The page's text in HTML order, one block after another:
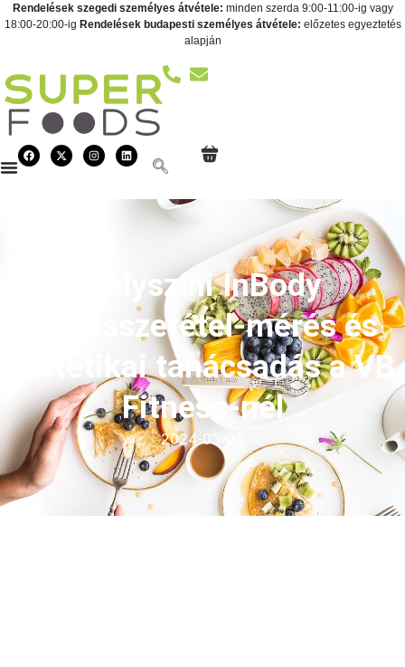
Rendelések szegedi személyes átvétele: minden szerda 9:00-11:00-ig vagy
18:00-20:00-ig Rendelések budapesti személyes átvétele: előzetes egyeztetés
alapján
Helyszíni InBody
testösszetétel-mérés és
dietetikai tanácsadás a VB
Fitness-nél
2024-03-03